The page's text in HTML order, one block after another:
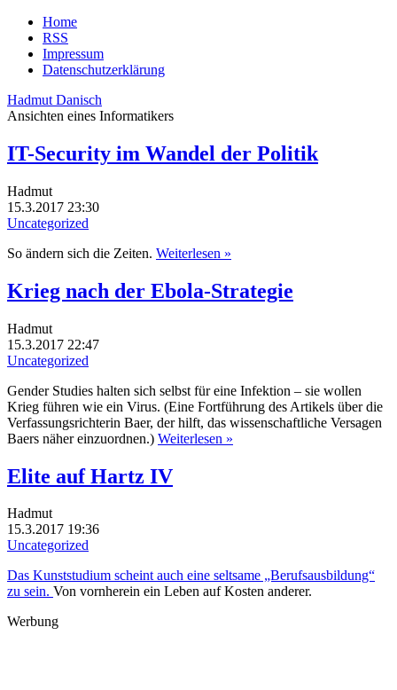
Home
RSS
Impressum
Datenschutzerklärung
Hadmut Danisch
Ansichten eines Informatikers
IT-Security im Wandel der Politik
Hadmut
15.3.2017 23:30
Uncategorized
So ändern sich die Zeiten. Weiterlesen »
Krieg nach der Ebola-Strategie
Hadmut
15.3.2017 22:47
Uncategorized
Gender Studies halten sich selbst für eine Infektion – sie wollen
Krieg führen wie ein Virus. (Eine Fortführung des Artikels über die
Verfassungsrichterin Baer, der hilft, das wissenschaftliche Versagen
Baers näher einzuordnen.) Weiterlesen »
Elite auf Hartz IV
Hadmut
15.3.2017 19:36
Uncategorized
Das Kunststudium scheint auch eine seltsame „Berufsausbildung“
zu sein. Von vornherein ein Leben auf Kosten anderer.
Werbung